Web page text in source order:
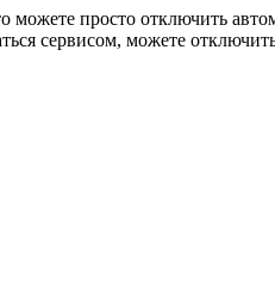
можете просто отключить
сервисом, можете